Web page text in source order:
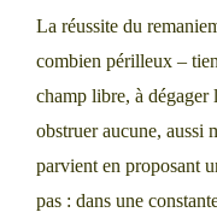
La réussite du
combien périlleux –
champ libre, à dégager
obstruer aucune, aussi
parvient en proposant
pas : dans une